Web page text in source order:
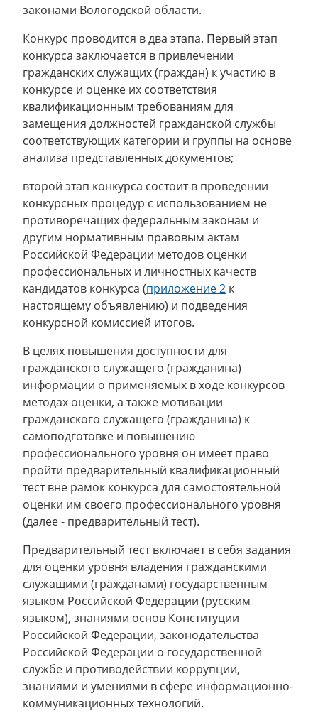
законами Вологодской области.
Конкурс проводится в два этапа. Первый этап
конкурса заключается в привлечении
гражданских служащих (граждан) к участию в
конкурсе и оценке их соответствия
квалификационным требованиям для
замещения должностей гражданской службы
соответствующих категории и группы на основе
анализа представленных документов;
второй этап конкурса состоит в проведении
конкурсных процедур с использованием не
противоречащих федеральным законам и
другим нормативным правовым актам
Российской Федерации методов оценки
профессиональных и личностных качеств
кандидатов конкурса (приложение 2 к
настоящему объявлению) и подведения
конкурсной комиссией итогов.
В целях повышения доступности для
гражданского служащего (гражданина)
информации о применяемых в ходе конкурсов
методах оценки, а также мотивации
гражданского служащего (гражданина) к
самоподготовке и повышению
профессионального уровня он имеет право
пройти предварительный квалификационный
тест вне рамок конкурса для самостоятельной
оценки им своего профессионального уровня
(далее - предварительный тест).
Предварительный тест включает в себя задания
для оценки уровня владения гражданскими
служащими (гражданами) государственным
языком Российской Федерации (русским
языком), знаниями основ Конституции
Российской Федерации, законодательства
Российской Федерации о государственной
службе и противодействии коррупции,
знаниями и умениями в сфере информационно-
коммуникационных технологий.